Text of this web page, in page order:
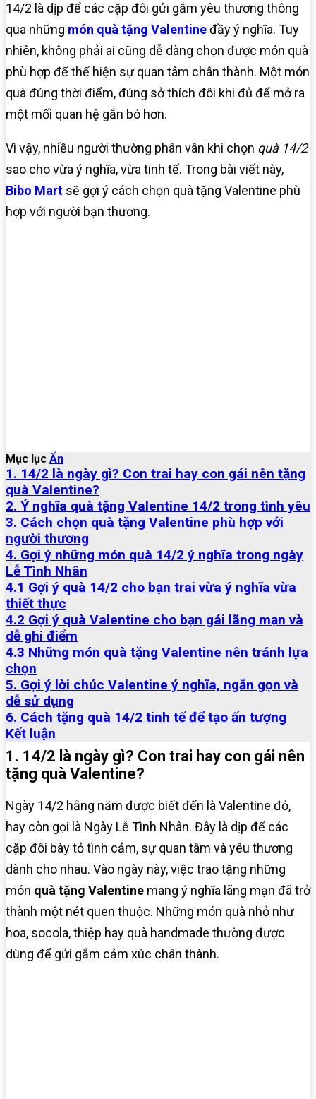
14/2 là dịp để các cặp đôi gửi gắm yêu thương thông
qua những món quà tặng Valentineđầy ý nghĩa. Tuy
nhiên, không phải ai cũng dễ dàng chọn được món quà
phù hợp để thể hiện sự quan tâm chân thành. Một món
quà đúng thời điểm, đúng sở thích đôi khi đủ để mở ra
một mối quan hệ gắn bó hơn.
Vì vậy, nhiều người thường phân vân khi chọn quà 14/2
sao cho vừa ý nghĩa, vừa tinh tế. Trong bài viết này,
Bibo Mart sẽ gợi ý cách chọn quà tặng Valentine phù
hợp với người bạn thương.
Mục lục Ẩn
1. 14/2 là ngày gì? Con trai hay con gái nên tặng
quà Valentine?
2. Ý nghĩa quà tặng Valentine 14/2 trong tình yêu
3. Cách chọn quà tặng Valentine phù hợp với
người thương
4. Gợi ý những món quà 14/2 ý nghĩa trong ngày
Lễ Tình Nhân
4.1 Gợi ý quà 14/2 cho bạn trai vừa ý nghĩa vừa
thiết thực
4.2 Gợi ý quà Valentine cho bạn gái lãng mạn và
dễ ghi điểm
4.3 Những món quà tặng Valentine nên tránh lựa
chọn
5. Gợi ý lời chúc Valentine ý nghĩa, ngắn gọn và
dễ sử dụng
6. Cách tặng quà 14/2 tinh tế để tạo ấn tượng
Kết luận
1. 14/2 là ngày gì? Con trai hay con gái nên
tặng quà Valentine?
Ngày 14/2 hằng năm được biết đến là Valentine đỏ,
hay còn gọi là Ngày Lễ Tình Nhân. Đây là dịp để các
cặp đôi bày tỏ tình cảm, sự quan tâm và yêu thương
dành cho nhau. Vào ngày này, việc trao tặng những
món quà tặng Valentine mang ý nghĩa lãng mạn đã trở
thành một nét quen thuộc. Những món quà nhỏ như
hoa, socola, thiệp hay quà handmade thường được
dùng để gửi gắm cảm xúc chân thành.